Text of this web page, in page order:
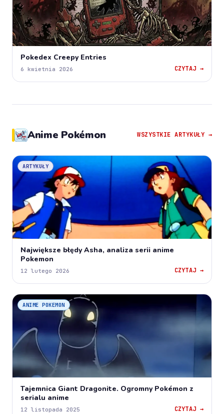
Pokedex Creepy Entries
6 kwietnia 2026 CZYTAJ →
Anime Pokémon WSZYSTKIE ARTYKUŁY →
ARTYKUŁY
Największe błędy Asha, analiza serii anime
Pokemon
12 lutego 2026 CZYTAJ →
ANIME POKEMON
Tajemnica Giant Dragonite. Ogromny Pokémon z
serialu anime
12 listopada 2025 CZYTAJ →